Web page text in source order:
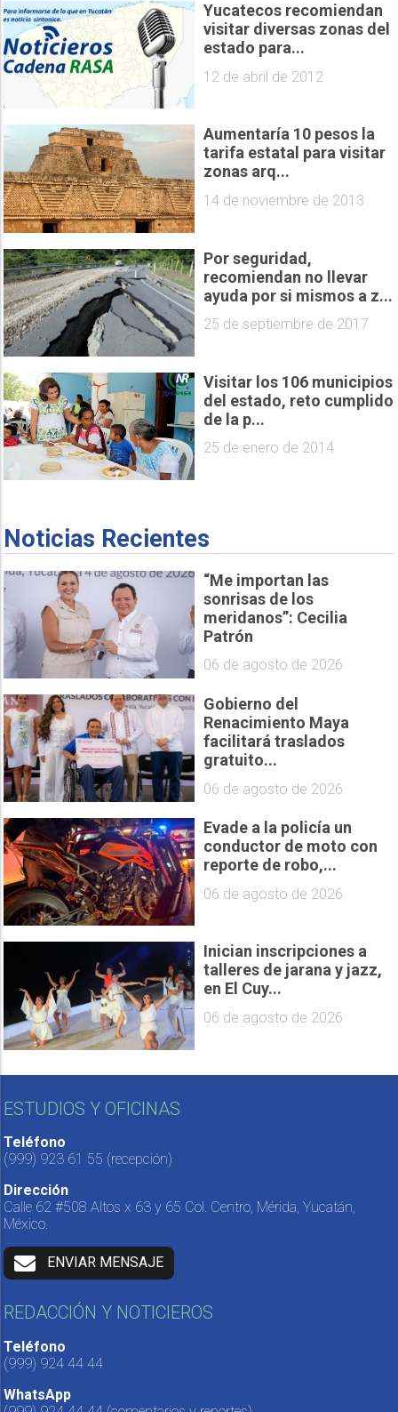
Yucatecos recomiendan
visitar diversas zonas del
estado para...
12 de abril de 2012
Aumentaría 10 pesos la
tarifa estatal para visitar
zonas arq...
14 de noviembre de 2013
Por seguridad,
recomiendan no llevar
ayuda por si mismos a z...
25 de septiembre de 2017
Visitar los 106 municipios
del estado, reto cumplido
de la p...
25 de enero de 2014
Noticias Recientes
“Me importan las
sonrisas de los
meridanos”: Cecilia
Patrón
06 de agosto de 2026
Gobierno del
Renacimiento Maya
facilitará traslados
gratuito...
06 de agosto de 2026
Evade a la policía un
conductor de moto con
reporte de robo,...
06 de agosto de 2026
Inician inscripciones a
talleres de jarana y jazz,
en El Cuy...
06 de agosto de 2026
ESTUDIOS Y OFICINAS
Teléfono
(999) 923 61 55 (recepción)
Dirección
Calle 62 #508 Altos x 63 y 65 Col. Centro, Mérida, Yucatán,
México.
ENVIAR MENSAJE
REDACCIÓN Y NOTICIEROS
Teléfono
(999) 924 44 44
WhatsApp